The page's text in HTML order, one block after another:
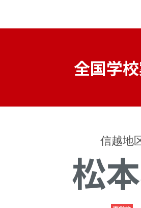
全国学
信越地
松